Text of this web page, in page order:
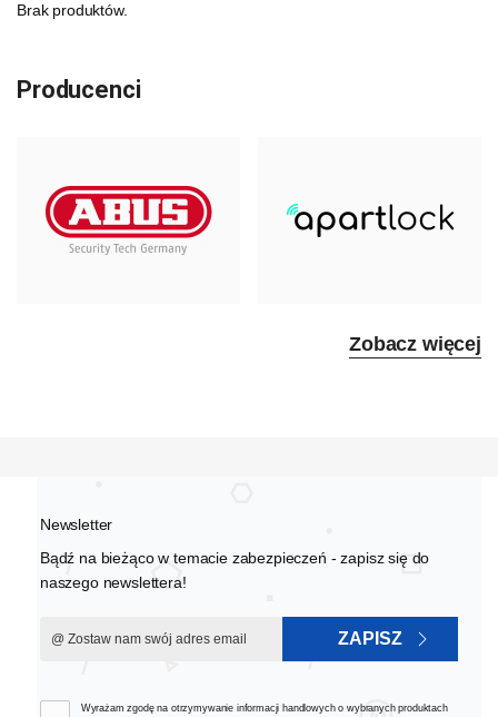
Brak produktów.
Producenci
Zobacz więcej
Newsletter
Bądź na bieżąco w temacie zabezpieczeń - zapisz się do
naszego newslettera!
ZAPISZ
Wyrażam zgodę na otrzymywanie informacji handlowych o wybranych produktach